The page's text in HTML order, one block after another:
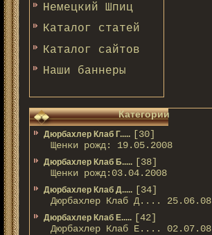
Немецкий Шпиц
Каталог статей
Каталог сайтов
Наши баннеры
Категории
Дюрбахлер Клаб Г..... [30]
Щенки рожд: 19.05.2008
Дюрбахлер Клаб Б..... [38]
Щенки рожд:03.04.2008
Дюрбахлер Клаб Д..... [34]
Дюрбахлер Клаб Д.... 25.06.08
Дюрбахлер Клаб Е..... [42]
Дюрбахлер Клаб Е.... 02.07.08